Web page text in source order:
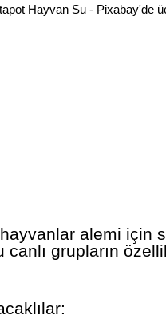
alemi için
grupların